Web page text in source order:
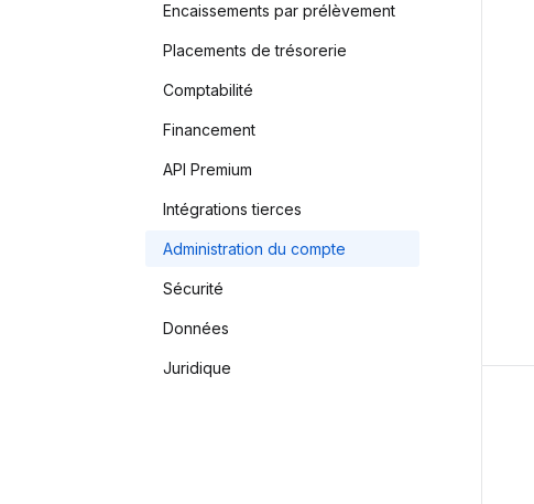
Encaissements par prélèvement
Placements de trésorerie
Comptabilité
Financement
API Premium
Intégrations tierces
Administration du compte
Sécurité
Données
Juridique